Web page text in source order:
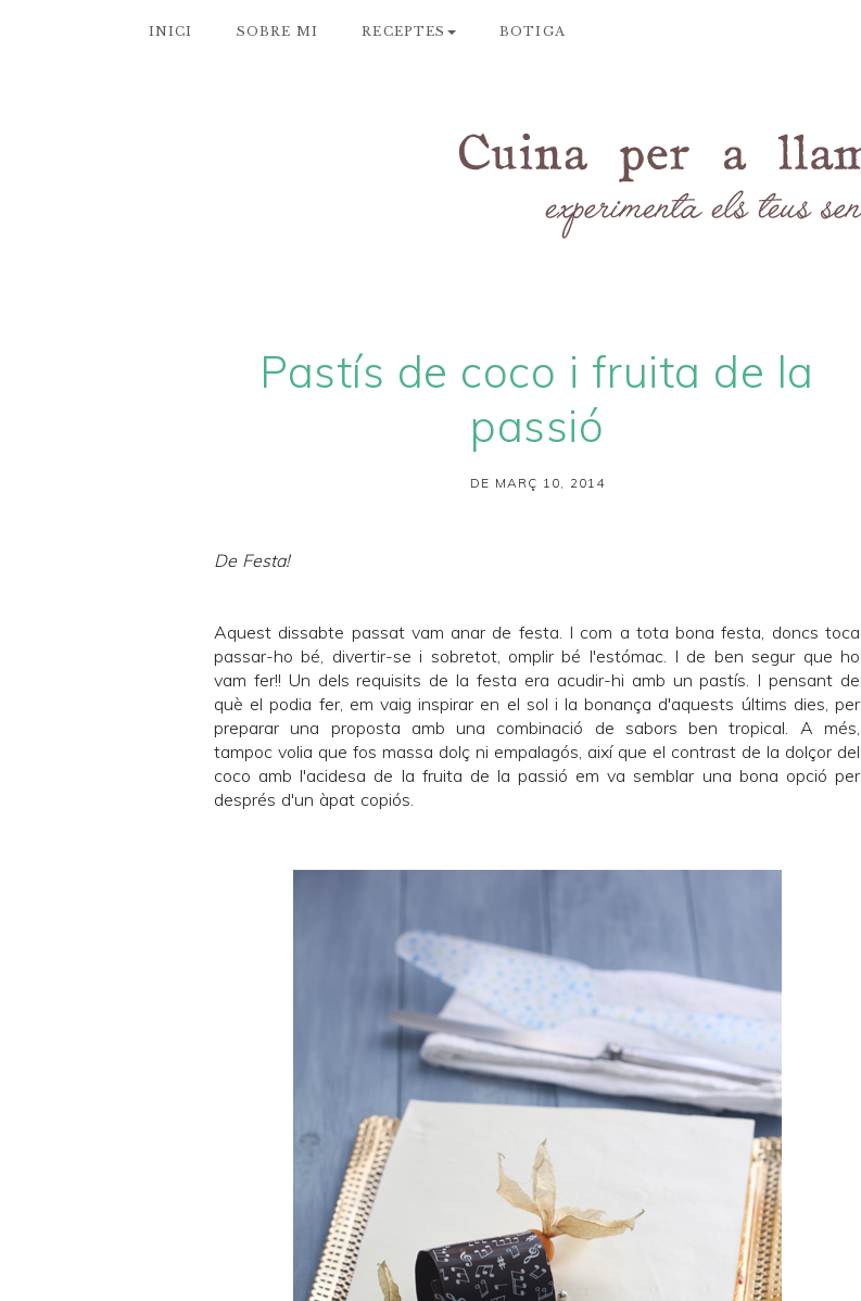
INICI SOBRE MI RECEPTES BOTIGA
Pastís de coco i fruita de la
passió
DE MARÇ 10, 2014
De Festa!
Aquest dissabte passat vam anar de festa. I com a tota bona festa, doncs toca
passar-ho bé, divertir-se i sobretot, omplir bé l'estómac. I de ben segur que ho
vam fer!! Un dels requisits de la festa era acudir-hi amb un pastís. I pensant de
què el podia fer, em vaig inspirar en el sol i la bonança d'aquests últims dies, per
preparar una proposta amb una combinació de sabors ben tropical. A més,
tampoc volia que fos massa dolç ni empalagós, així que el contrast de la dolçor del
coco amb l'acidesa de la fruita de la passió em va semblar una bona opció per
després d'un àpat copiós.